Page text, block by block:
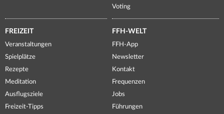
Voting
FREIZEIT
Veranstaltungen
Spielplätze
Rezepte
Meditation
Ausflugsziele
Freizeit-Tipps
FFH-WELT
FFH-App
Newsletter
Kontakt
Frequenzen
Jobs
Führungen